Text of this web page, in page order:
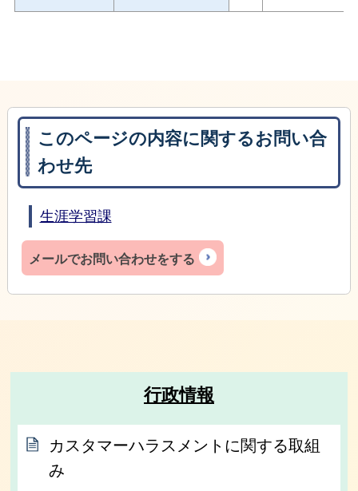
このページの内容に関するお問い合
わせ先
生涯学習課
メールでお問い合わせをする
行政情報
カスタマーハラスメントに関する取組
み